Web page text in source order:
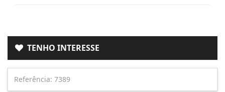
TENHO INTERESSE